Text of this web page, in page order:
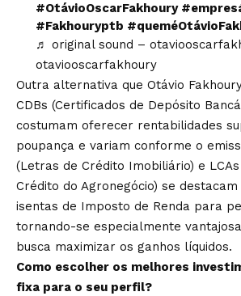
#OtávioOscarFakhoury
#Fakhouryptb
♬ original sound –
otaviooscarfakhoury
Outra alternativa que Otávio
CDBs (Certificados de Depósito
costumam oferecer rentabilidades
poupança e variam conforme o
(Letras de Crédito Imobiliário) e
Crédito do Agronegócio) se
isentas de Imposto de Renda para
tornando-se especialmente
busca maximizar os ganhos líquidos.
Como escolher os melhores
fixa para o seu perfil?